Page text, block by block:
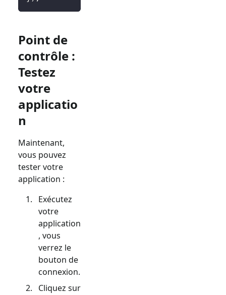
Point de
contrôle :
Testez
votre
applicatio
n
Maintenant,
vous pouvez
tester votre
application :
Exécutez
votre
application
, vous
verrez le
bouton de
connexion.
Cliquez sur